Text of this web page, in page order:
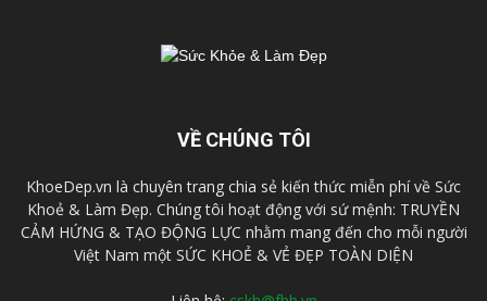
VỀ CHÚNG TÔI
KhoeDep.vn là chuyên trang chia sẻ kiến thức miễn phí về Sức
Khoẻ & Làm Đẹp. Chúng tôi hoạt động với sứ mệnh: TRUYỀN
CẢM HỨNG & TẠO ĐỘNG LỰC nhằm mang đến cho mỗi người
Việt Nam một SỨC KHOẺ & VẺ ĐẸP TOÀN DIỆN